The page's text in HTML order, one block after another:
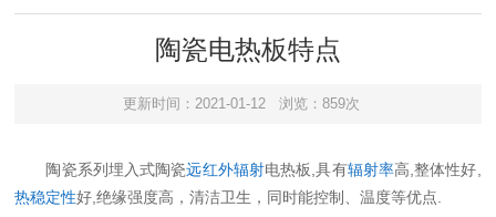
陶瓷电热板特点
更新时间：2021-01-12 浏览：859次
陶瓷系列埋入式陶瓷远红外辐射电热板 ,具有辐射率高 ,整体性好
热稳定性好 ,绝缘强度高，清洁卫生，同时能控制、温度等优点